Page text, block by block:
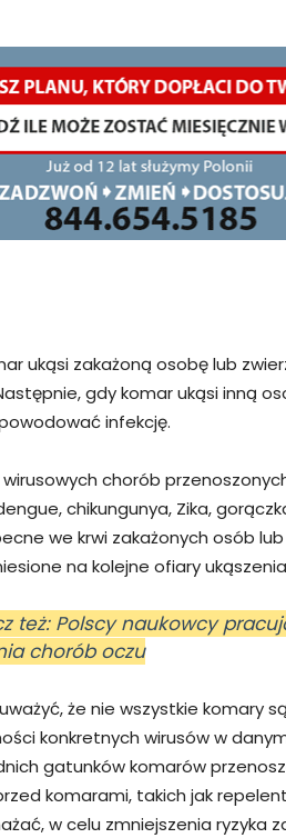
ukąsi zakażoną osobę lub
gdy komar ukąsi inną
infekcję.
wirusowych chorób
chikungunya, Zika,
we krwi zakażonych osób
na kolejne ofiary
też: Polscy naukowcy
chorób oczu
że nie wszystkie komary
konkretnych wirusów w
gatunków komarów
komarami, takich jak
w celu zmniejszenia ryzyka